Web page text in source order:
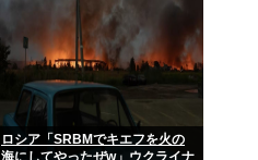
ロシア「SRBMでキエフを火の
海にしてやったぜw」ウクライナ